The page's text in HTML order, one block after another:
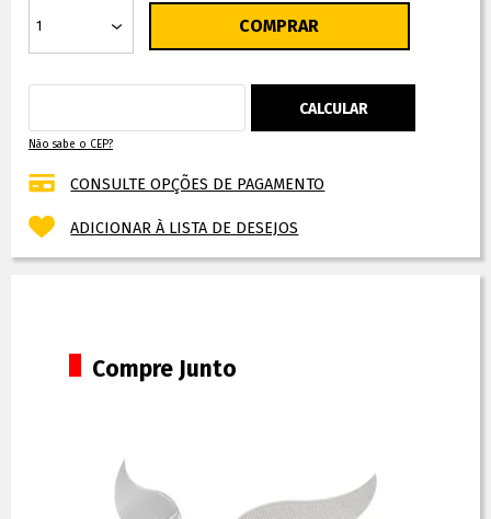
Não sabe o CEP?
CONSULTE OPÇÕES DE PAGAMENTO
ADICIONAR À LISTA DE DESEJOS
Compre Junto